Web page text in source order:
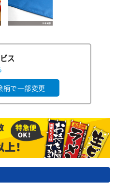
ス
柄で一部変更